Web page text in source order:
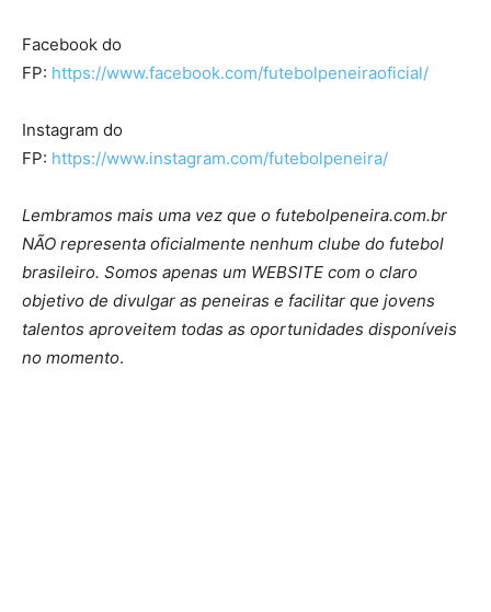
Facebook do
FP: https://www.facebook.com/futebolpeneiraoficial/
Instagram do
FP: https://www.instagram.com/futebolpeneira/
Lembramos mais uma vez que o futebolpeneira.com.br
NÃO representa oficialmente nenhum clube do futebol
brasileiro. Somos apenas um WEBSITE com o claro
objetivo de divulgar as peneiras e facilitar que jovens
talentos aproveitem todas as oportunidades disponíveis
no momento.